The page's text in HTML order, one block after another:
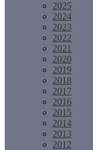
2025
2024
2023
2022
2021
2020
2019
2018
2017
2016
2015
2014
2013
2012